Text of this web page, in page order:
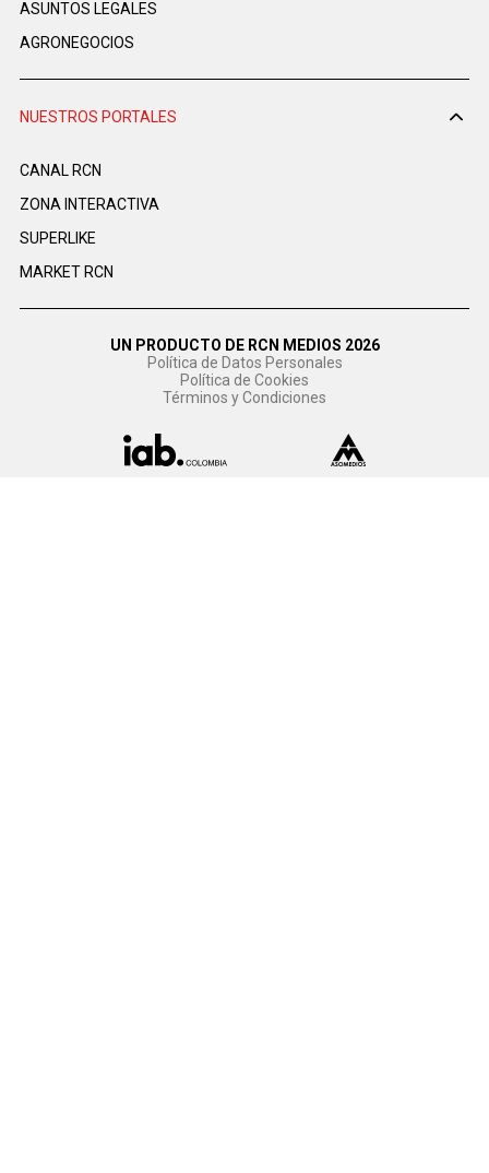
ASUNTOS LEGALES
AGRONEGOCIOS
NUESTROS PORTALES
CANAL RCN
ZONA INTERACTIVA
SUPERLIKE
MARKET RCN
UN PRODUCTO DE RCN MEDIOS 2026
Política de Datos Personales
Política de Cookies
Términos y Condiciones